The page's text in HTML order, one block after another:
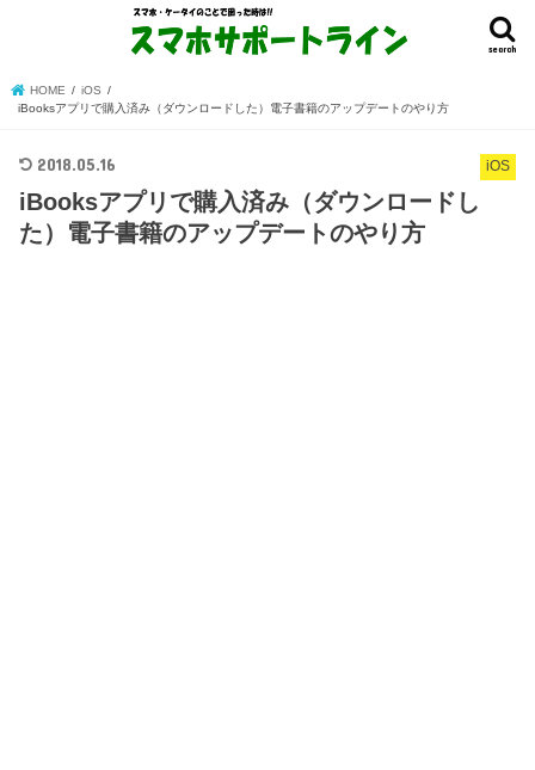
search
HOME
iOS
iBooksアプリで購入済み（ダウンロードした）電子書籍のアップデートのやり方
iOS
2018.05.16
iBooksアプリで購入済み（ダウンロードし
た）電子書籍のアップデートのやり方